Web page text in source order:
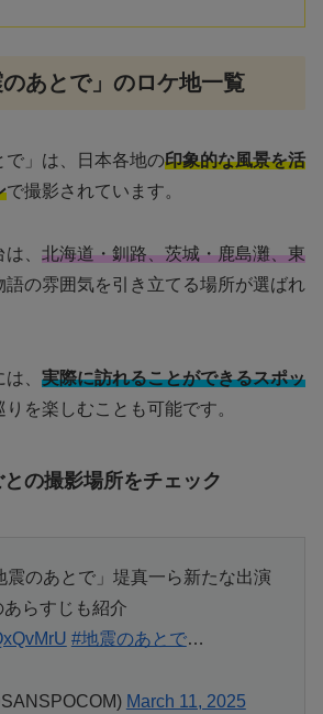
のあとで」のロケ地一覧
で」は、日本各地の印象的な風景を活
で撮影されています。
、 北海道・釧路、茨城・鹿島灘、東
語の雰囲気を引き立てる場所が選ばれ
、 実際に訪れることができるスポッ
を楽しむことも可能です。
の撮影場所をチェック
震のあとで」堤真一ら新たな出演
らすじも紹介
#地震のあとで…
March 11, 2025